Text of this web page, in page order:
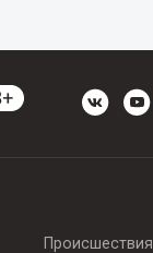
Происшествия